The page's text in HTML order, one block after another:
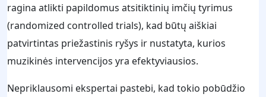
ragina atlikti papildomus atsitiktinių imčių tyrimus
(randomized controlled trials), kad būtų aiškiai
patvirtintas priežastinis ryšys ir nustatyta, kurios
muzikinės intervencijos yra efektyviausios.
Nepriklausomi ekspertai pastebi, kad tokio pobūdžio